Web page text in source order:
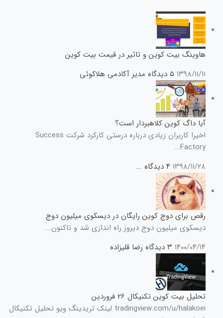
هاوینگ بیت کوین و تاثیر در قیمت بیت کوین
۱۳۹۸/۱۱/۱۱ ۵ دیدگاه مدیر آکادمی هلاکوئی
آیا داگ کوین کلاهبردار است؟
اخیرا کاربران زیادی درباره درستی کارکرد شرکت Success
Factory...
۱۳۹۸/۱۱/۲۸ ۴ دیدگاه ...
رقص برای دوج کوین رایگان در دیسکوی میلیون دوج
دیسکوی میلیون دوج دیروز راه اندازی شد و تاکنون...
۱۴۰۰/۰۴/۱۴ ۳ دیدگاه رضا قلیزاده
تحلیل بیت کوین تکنیکال 26 فروردین
tradingview.com/u/halakoei لینک تریدینگ ویو تحلیل تکنیکال